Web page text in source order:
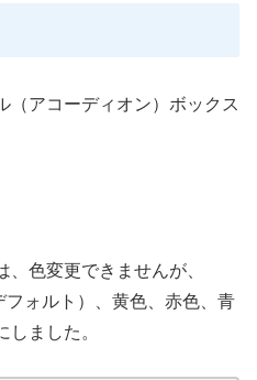
（アコーディオン）ボックス
、色変更できませんが、
ォルト）、黄色、赤色、青
ました。